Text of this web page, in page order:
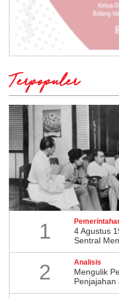
Terpopuler
1
4 Agustus
Sentral
2 Analisis
Mengulik
Penjajahan